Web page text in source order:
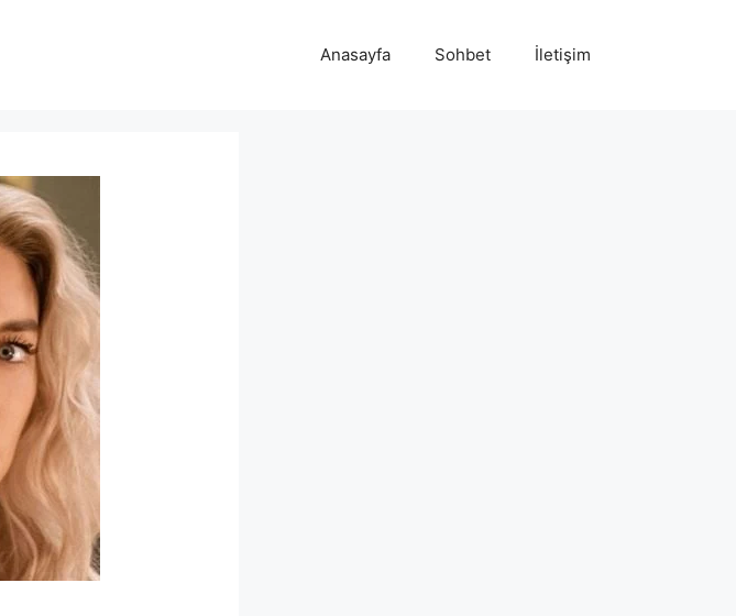
Anasayfa Sohbet İletişim